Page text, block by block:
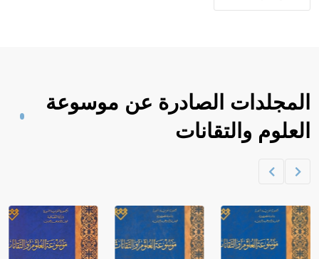
المجلدات الصادرة عن موسوعة
العلوم والتقانات